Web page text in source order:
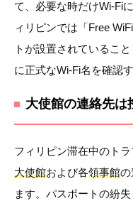
て、必要な時だけWi-Fi
ィリピンでは「Free
トが設置されているこ
に正式なWi-Fi名を確認
大使館の連絡先は
フィリピン滞在中のトラ
大使館および各領事館の
ます。パスポートの紛